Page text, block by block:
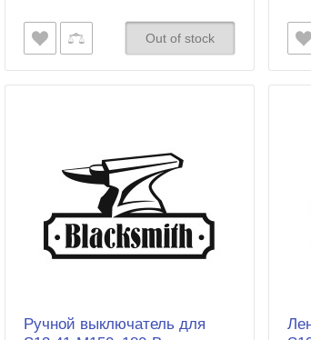
Out of stock
Ручной выключатель для